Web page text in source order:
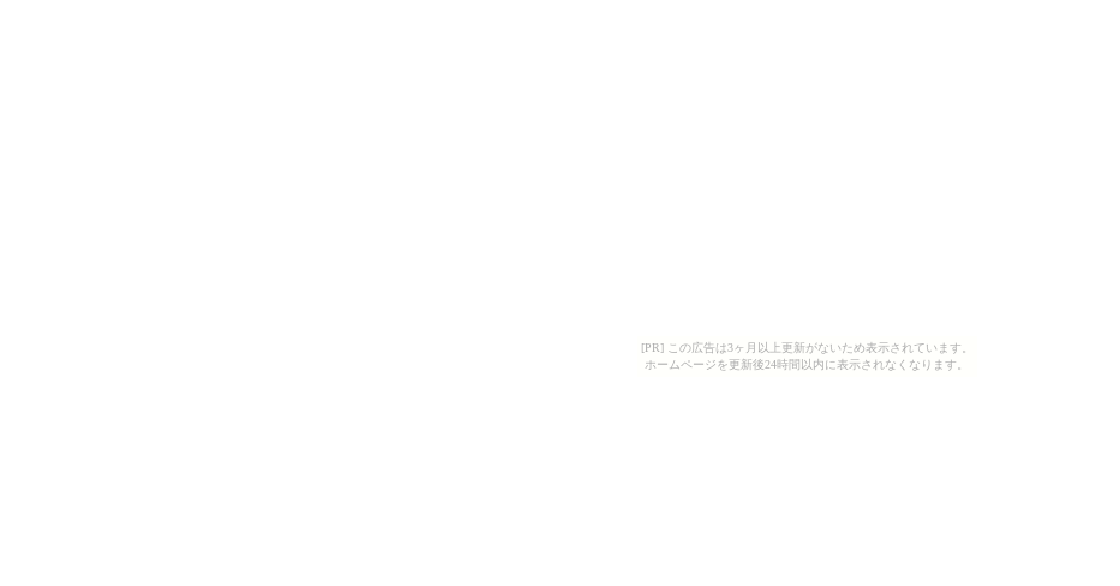
[PR] この広告は3ヶ月以上更新がないため表示されています。
ホームページを更新後24時間以内に表示されなくなります。